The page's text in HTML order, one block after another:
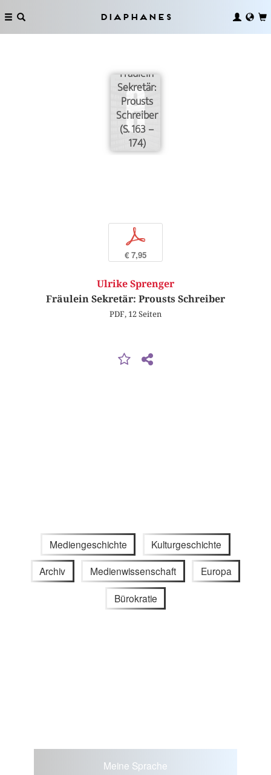
Diaphanes
Fräulein
Sekretär:
Prousts
Schreiber
(S. 163 –
174)
p
€ 7,95
Ulrike Sprenger
Fräulein Sekretär: Prousts Schreiber
PDF, 12 Seiten
Mediengeschichte Kulturgeschichte
Archiv Medienwissenschaft Europa
Bürokratie
Meine Sprache